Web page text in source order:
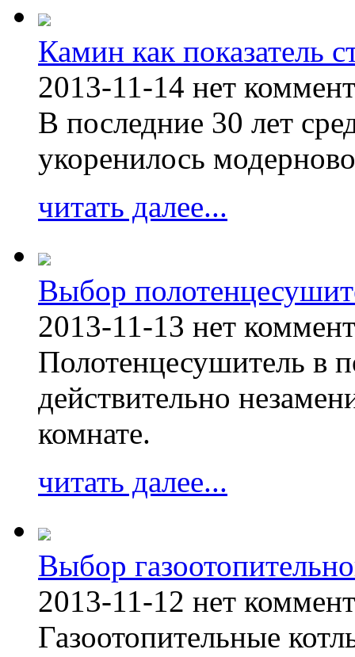
Камин как показатель
2013-11-14 нет
В последние 30 лет
укоренилось
читать далее...
Выбор
2013-11-13 нет
Полотенцесушитель в
действительно
комнате.
читать далее...
Выбор
2013-11-12 нет
Газоотопительные